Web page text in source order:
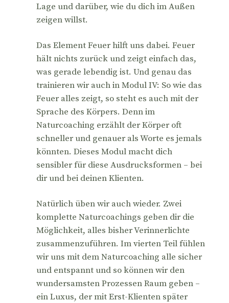
Lage und darüber, wie du dich im Außen
zeigen willst.
Das Element Feuer hilft uns dabei. Feuer
hält nichts zurück und zeigt einfach das,
was gerade lebendig ist. Und genau das
trainieren wir auch in Modul IV: So wie das
Feuer alles zeigt, so steht es auch mit der
Sprache des Körpers. Denn im
Naturcoaching erzählt der Körper oft
schneller und genauer als Worte es jemals
könnten. Dieses Modul macht dich
sensibler für diese Ausdrucksformen – bei
dir und bei deinen Klienten.
Natürlich üben wir auch wieder. Zwei
komplette Naturcoachings geben dir die
Möglichkeit, alles bisher Verinnerlichte
zusammenzuführen. Im vierten Teil fühlen
wir uns mit dem Naturcoaching alle sicher
und entspannt und so können wir den
wundersamsten Prozessen Raum geben –
ein Luxus, der mit Erst-Klienten später